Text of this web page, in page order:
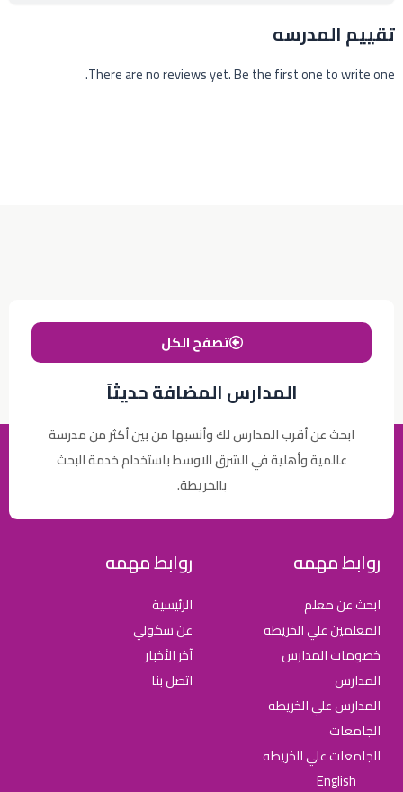
تقييم المدرسه
There are no reviews yet. Be the first one to write one.
المدارس المضافة حديثاً
ابحث عن أقرب المدارس لك وأنسبها من بين أكثر من مدرسة
عالمية وأهلية في الشرق الاوسط باستخدام خدمة البحث
بالخريطة.
تصفح الكل
روابط مهمه
ابحث عن معلم
المعلمين علي الخريطه
خصومات المدارس
المدارس
المدارس علي الخريطه
الجامعات
الجامعات علي الخريطه
English
روابط مهمه
الرئيسية
عن سكولي
آخر الأخبار
اتصل بنا